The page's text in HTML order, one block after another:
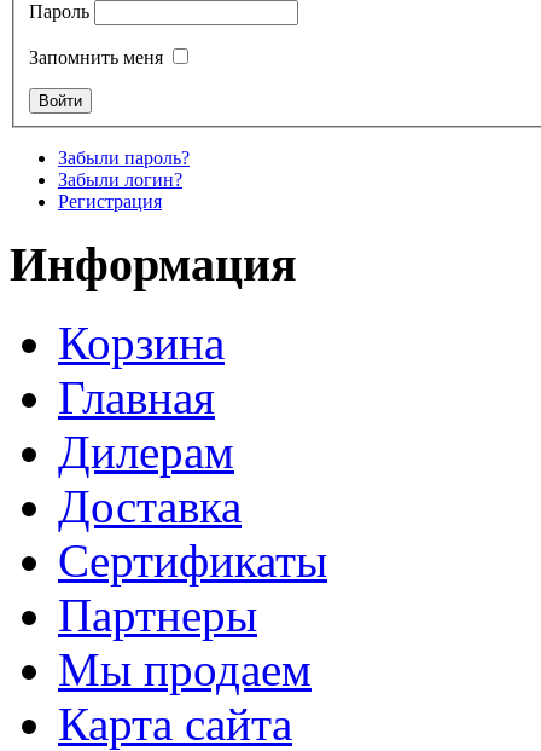
Пароль
Запомнить меня
Забыли пароль?
Забыли логин?
Регистрация
Информация
Корзина
Главная
Дилерам
Доставка
Сертификаты
Партнеры
Мы продаем
Карта сайта